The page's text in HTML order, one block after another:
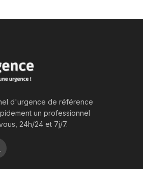
d'urgence de référence
un professionnel
24h/24 et 7j/7.